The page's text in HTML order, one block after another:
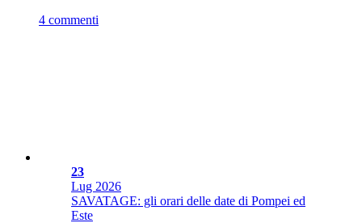
4 commenti
23
Lug 2026
SAVATAGE: gli orari delle date di Pompei ed
Este